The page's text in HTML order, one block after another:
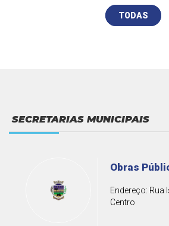
TODAS
SECRETARIAS MUNICIPAIS
Endereço: